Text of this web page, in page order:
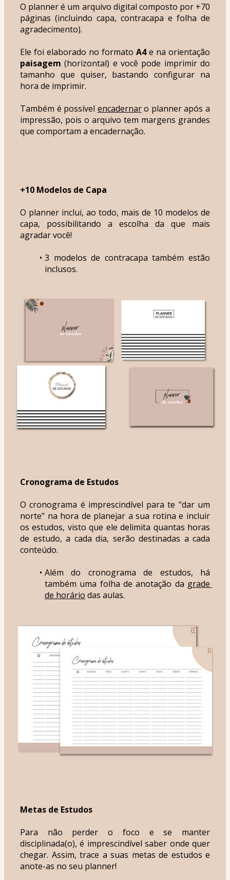
O planner é um arquivo digital composto por +70
páginas (incluindo capa, contracapa e folha de
agradecimento).
Ele foi elaborado no formato A4
paisagem (horizontal) e você pode imprimir do
tamanho que quiser, bastando configurar na
hora de imprimir.
Também é possível encadernar o planner após a
impressão, pois o arquivo tem margens grandes
que comportam a encadernação.
+10 Modelos de Capa
O planner inclui, ao todo, mais de 10 modelos de
capa, possibilitando a escolha da que mais
agradar você!
3 modelos de contracapa também estão
inclusos.
Cronograma de Estudos
O cronograma é imprescindível para te "dar um
norte" na hora de planejar a sua rotina e incluir
os estudos, visto que ele delimita quantas horas
de estudo, a cada dia, serão destinadas a cada
conteúdo.
Além do cronograma de estudos, há
também uma folha de anotação da grade
de horário das aulas.
Metas de Estudos
Para não perder o foco e se manter
disciplinada(o), é imprescindível saber onde quer
chegar. Assim, trace a suas metas de estudos e
anote-as no seu planner!